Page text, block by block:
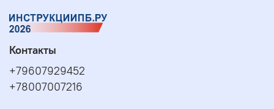
Контакты
+79607929452
+78007007216